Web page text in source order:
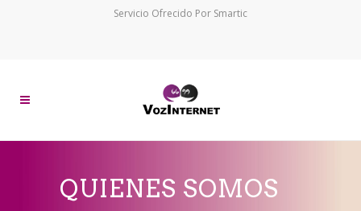
Servicio Ofrecido Por Smartic
QUIENES SOMOS